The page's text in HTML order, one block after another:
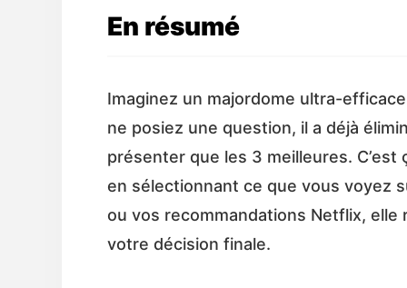
En résumé
Imaginez un majordome ultra-
ne posiez une question, il a déjà
présenter que les 3 meilleures. C’est
en sélectionnant ce que vous voyez
ou vos recommandations Netflix,
votre décision finale.